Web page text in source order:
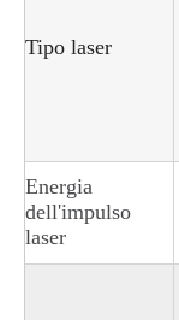
Tipo laser
Energia
dell'impulso
laser